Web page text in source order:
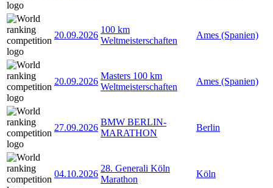
20.09.2026
100 km
Weltmeisterschaften
Ames (Spanien)
20.09.2026
Masters 100 km
Weltmeisterschaften
Ames (Spanien)
27.09.2026
BMW BERLIN-
MARATHON
Berlin
04.10.2026
28. Generali Köln
Marathon
Köln